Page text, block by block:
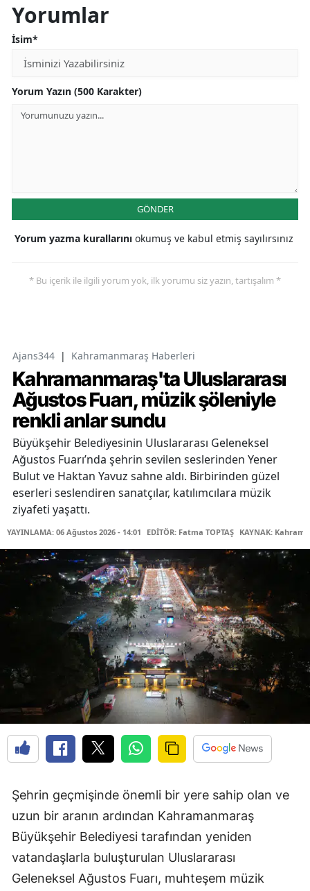
Yorumlar
İsim*
Yorum Yazın (500 Karakter)
GÖNDER
Yorum yazma kurallarını okumuş ve kabul etmiş sayılırsınız
* Bu içerik ile ilgili yorum yok, ilk yorumu siz yazın, tartışalım *
Ajans344 | Kahramanmaraş Haberleri
Kahramanmaraş'ta Uluslararası
Ağustos Fuarı, müzik şöleniyle
renkli anlar sundu
Büyükşehir Belediyesinin Uluslararası Geleneksel
Ağustos Fuarı’nda şehrin sevilen seslerinden Yener
Bulut ve Haktan Yavuz sahne aldı. Birbirinden güzel
eserleri seslendiren sanatçılar, katılımcılara müzik
ziyafeti yaşattı.
YAYINLAMA: 06 Ağustos 2026 - 14:01 EDİTÖR: Fatma TOPTAŞ KAYNAK:
Şehrin geçmişinde önemli bir yere sahip olan ve
uzun bir aranın ardından Kahramanmaraş
Büyükşehir Belediyesi tarafından yeniden
vatandaşlarla buluşturulan Uluslararası
Geleneksel Ağustos Fuarı, muhteşem müzik